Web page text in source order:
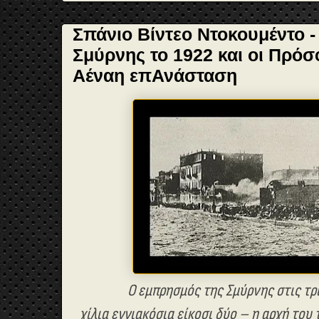
Σπάνιο Βίντεο Ντοκουμέντο
Σμύρνης το 1922 και οι
Αέναη επΑνάσταση
Ο εμπρησμός της Σμύρνης στις
χίλια εννιακόσια είκοσι δύο – η αρχή